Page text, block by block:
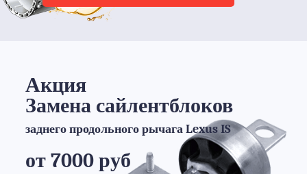
Акция
Замена сайлентблоков
заднего продольного рычага Lexus IS
от 7000 руб